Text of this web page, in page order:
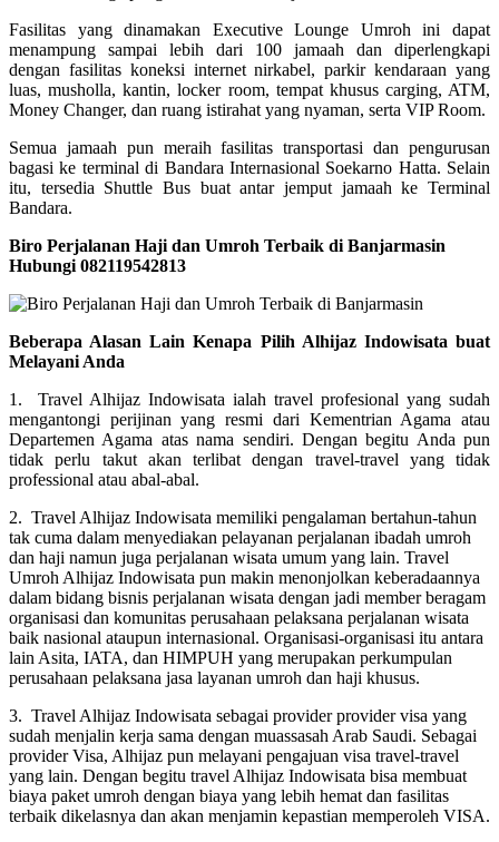
Fasilitas yang dinamakan Executive Lounge Umroh ini dapat
menampung sampai lebih dari 100 jamaah dan diperlengkapi
dengan fasilitas koneksi internet nirkabel, parkir kendaraan yang
luas, musholla, kantin, locker room, tempat khusus carging, ATM,
Money Changer, dan ruang istirahat yang nyaman, serta VIP Room.
Semua jamaah pun meraih fasilitas transportasi dan pengurusan
bagasi ke terminal di Bandara Internasional Soekarno Hatta. Selain
itu, tersedia Shuttle Bus buat antar jemput jamaah ke Terminal
Bandara.
Biro Perjalanan Haji dan Umroh Terbaik di Banjarmasin
Hubungi 082119542813
Beberapa Alasan Lain Kenapa Pilih Alhijaz Indowisata buat
Melayani Anda
1. Travel Alhijaz Indowisata ialah travel profesional yang sudah
mengantongi perijinan yang resmi dari Kementrian Agama atau
Departemen Agama atas nama sendiri. Dengan begitu Anda pun
tidak perlu takut akan terlibat dengan travel-travel yang tidak
professional atau abal-abal.
2. Travel Alhijaz Indowisata memiliki pengalaman bertahun-tahun
tak cuma dalam menyediakan pelayanan perjalanan ibadah umroh
dan haji namun juga perjalanan wisata umum yang lain. Travel
Umroh Alhijaz Indowisata pun makin menonjolkan keberadaannya
dalam bidang bisnis perjalanan wisata dengan jadi member beragam
organisasi dan komunitas perusahaan pelaksana perjalanan wisata
baik nasional ataupun internasional. Organisasi-organisasi itu antara
lain Asita, IATA, dan HIMPUH yang merupakan perkumpulan
perusahaan pelaksana jasa layanan umroh dan haji khusus.
3. Travel Alhijaz Indowisata sebagai provider provider visa yang
sudah menjalin kerja sama dengan muassasah Arab Saudi. Sebagai
provider Visa, Alhijaz pun melayani pengajuan visa travel-travel
yang lain. Dengan begitu travel Alhijaz Indowisata bisa membuat
biaya paket umroh dengan biaya yang lebih hemat dan fasilitas
terbaik dikelasnya dan akan menjamin kepastian memperoleh VISA.